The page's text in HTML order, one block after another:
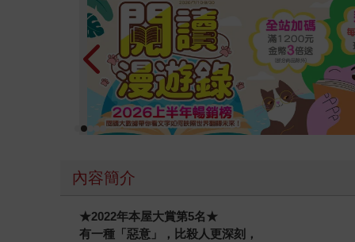
內容簡介
★2022年本屋大賞第5名★
有一種「惡意」，比殺人更深刻，